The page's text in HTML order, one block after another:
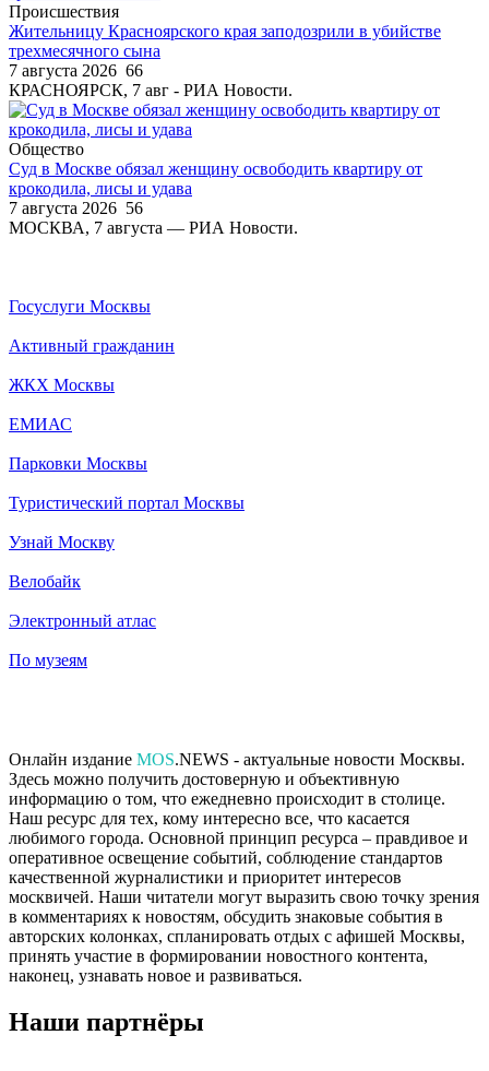
Происшествия
Жительницу Красноярского края заподозрили в убийстве
трехмесячного сына
7 августа 2026 66
КРАСНОЯРСК, 7 авг - РИА Новости.
Общество
Суд в Москве обязал женщину освободить квартиру от
крокодила, лисы и удава
7 августа 2026 56
МОСКВА, 7 августа — РИА Новости.
Госуслуги Москвы
Активный гражданин
ЖКХ Москвы
ЕМИАС
Парковки Москвы
Туристический портал Москвы
Узнай Москву
Велобайк
Электронный атлас
По музеям
Онлайн издание MOS.NEWS - актуальные новости Москвы.
Здесь можно получить достоверную и объективную
информацию о том, что ежедневно происходит в столице.
Наш ресурс для тех, кому интересно все, что касается
любимого города. Основной принцип ресурса – правдивое и
оперативное освещение событий, соблюдение стандартов
качественной журналистики и приоритет интересов
москвичей. Наши читатели могут выразить свою точку зрения
в комментариях к новостям, обсудить знаковые события в
авторских колонках, спланировать отдых с афишей Москвы,
принять участие в формировании новостного контента,
наконец, узнавать новое и развиваться.
Наши партнёры